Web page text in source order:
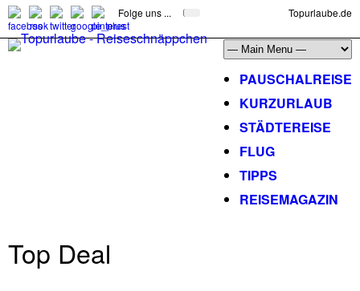
Folge uns ... Topurlaube.de
PAUSCHALREISE
KURZURLAUB
STÄDTEREISE
FLUG
TIPPS
REISEMAGAZIN
Top Deal